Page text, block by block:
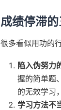
成绩停滞
很多看似用功的
陷入伪努力
握的简单题
的无效学习
学习方法不